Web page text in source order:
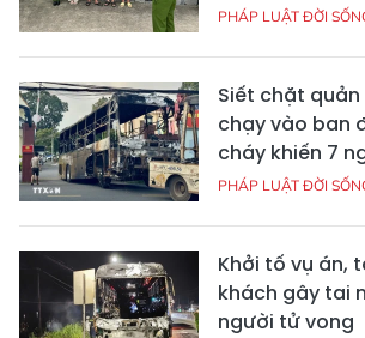
PHÁP LUẬT ĐỜI
Siết chặt quản
chạy vào ban
cháy khiến 7
PHÁP LUẬT ĐỜI
Khởi tố vụ án,
khách gây tai
người tử vong